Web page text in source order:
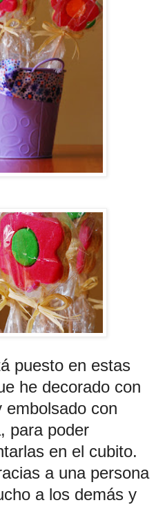
puesto en estas
he decorado con
embolsado con
para poder
en el cubito.
a una persona
a los demás y